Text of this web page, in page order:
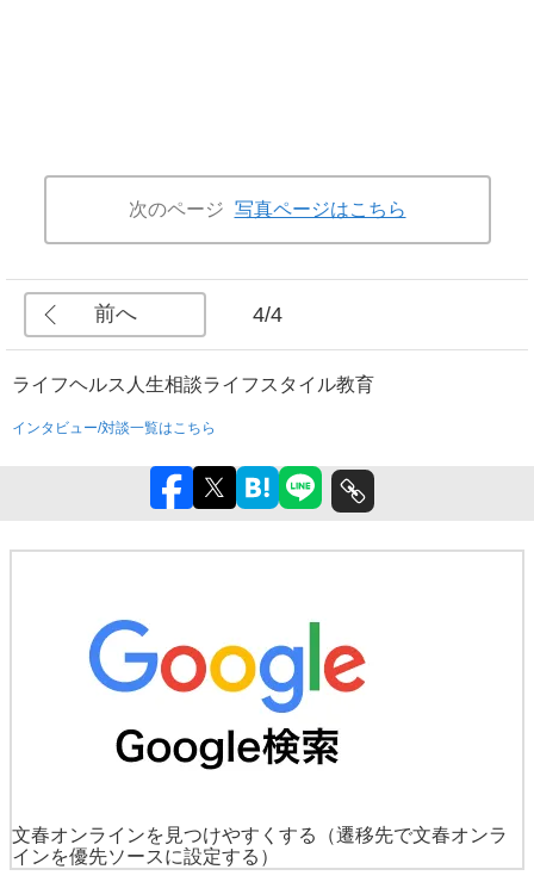
次のページ 写真ページはこちら
前へ 4/4
ライフヘルス 人生相談ライフスタイル教育
インタビュー/対談一覧はこちら
文春オンラインを見つけやすくする
（遷移先で文春オンラ
インを優先ソースに設定する）